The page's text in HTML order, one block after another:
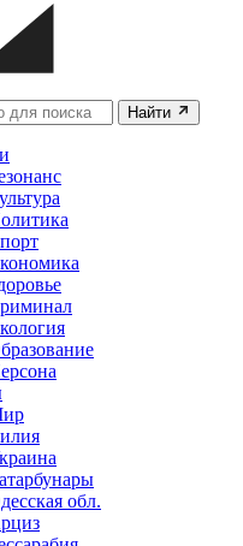
Найти
обл.